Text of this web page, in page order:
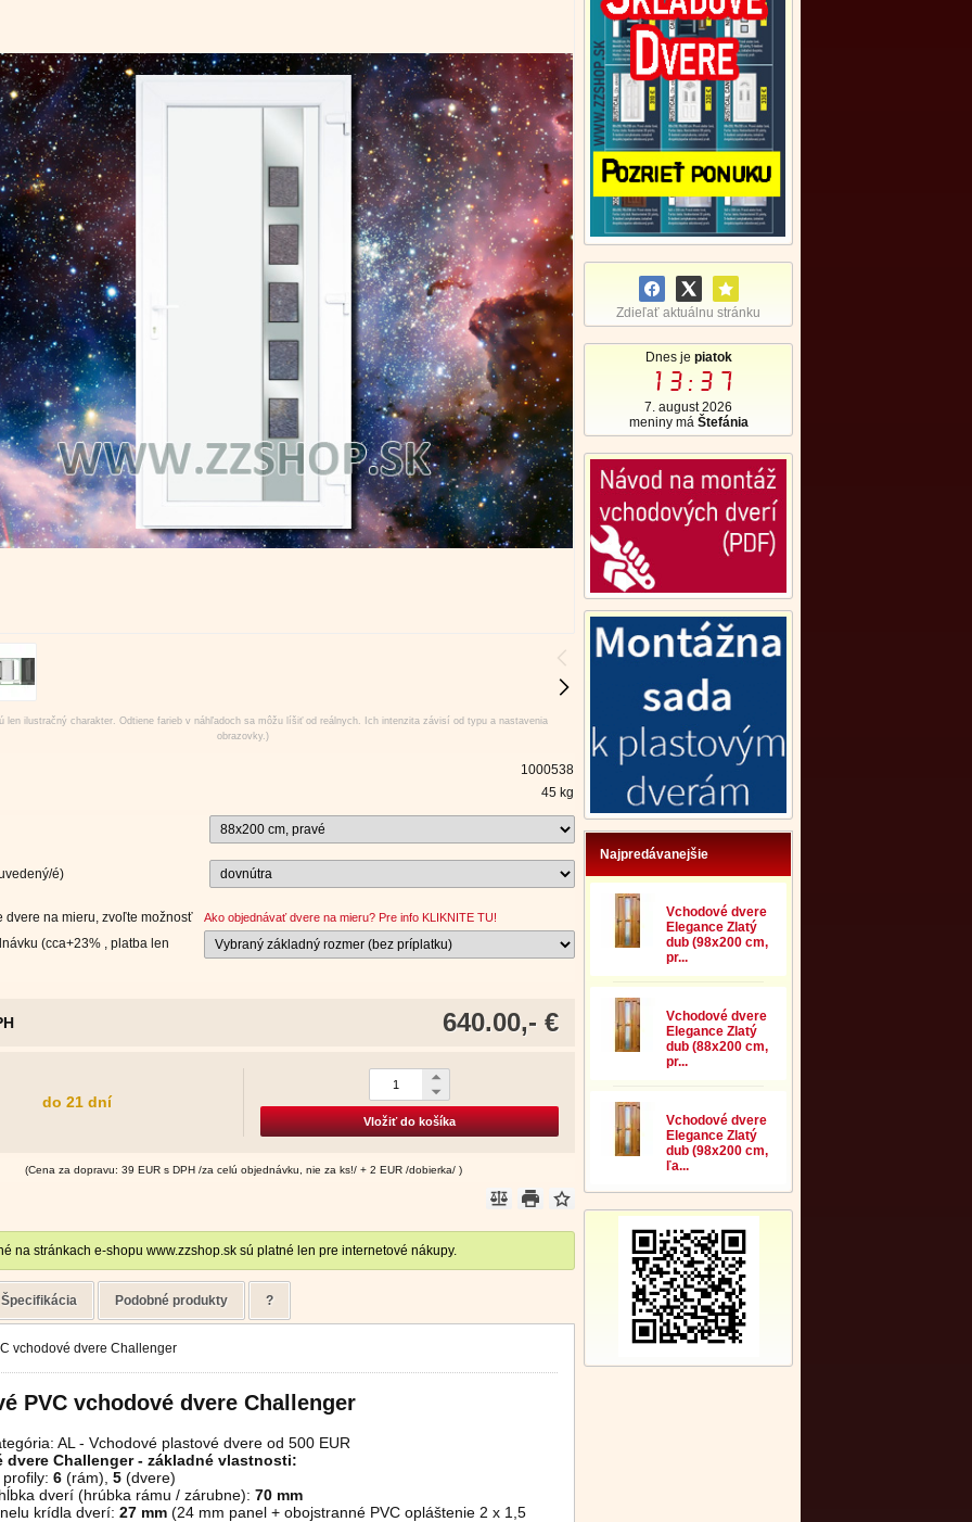
Zdieľať aktuálnu stránku
Dnes je piatok
13:37
7. august 2026
meniny má Štefánia
Najpredávanejšie
Vchodové dvere
Elegance Zlatý
dub (98x200 cm,
pr...
Vchodové dvere
Elegance Zlatý
dub (88x200 cm,
pr...
Vchodové dvere
Elegance Zlatý
dub (98x200 cm,
ľa...
len ilustračný charakter. Odtiene farieb v náhľadoch sa môžu líšiť od reálnych. Ich intenzita závisí od typu a nastavenia
obrazovky.)
1000538
45 kg
é)
dvere na mieru, zvoľte možnosť
(cca+23% , platba len
Ako objednávať dvere na mieru? Pre info KLIKNITE TU!
640.00,- €
do 21 dní
Vložiť do košíka
(Cena za dopravu: 39 EUR s DPH /za celú objednávku, nie za ks!/ + 2 EUR /dobierka/ )
na stránkach e-shopu www.zzshop.sk sú platné len pre internetové nákupy.
Špecifikácia Podobné produkty ?
vchodové dvere Challenger
PVC vchodové dvere Challenger
AL - Vchodové plastové dvere od 500 EUR
dvere Challenger - základné vlastnosti:
6 (rám), 5(dvere)
dverí (hrúbka rámu / zárubne): 70 mm
krídla dverí: 27 mm(24 mm panel + obojstranné PVC opláštenie 2 x 1,5